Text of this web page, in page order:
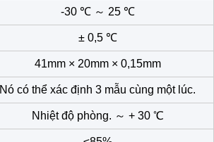
-30 ℃ ～ 25 ℃
± 0,5 ℃
41mm × 20mm × 0,15mm
Nó có thể xác định 3 mẫu cùng một lúc.
Nhiệt độ phòng. ～ + 30 ℃